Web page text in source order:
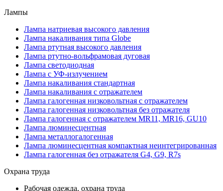
Лампы
Лампа натриевая высокого давления
Лампа накаливания типа Globe
Лампа ртутная высокого давления
Лампа ртутно-вольфрамовая дуговая
Лампа светодиодная
Лампа с УФ-излучением
Лампа накаливания стандартная
Лампа накаливания с отражателем
Лампа галогенная низковольтная с отражателем
Лампа галогенная низковольтная без отражателя
Лампа галогенная с отражателем MR11, MR16, GU10
Лампа люминесцентная
Лампа металлогалогенная
Лампа люминесцентная компактная неинтегрированная
Лампа галогенная без отражателя G4, G9, R7s
Охрана труда
Рабочая одежда, охрана труда